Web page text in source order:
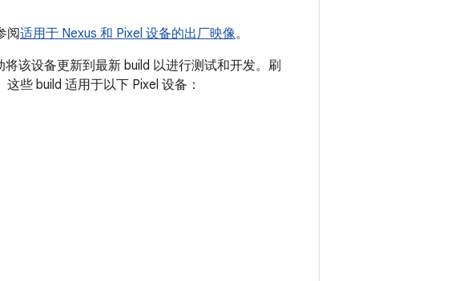
阅适用于 Nexus 和 Pixel 设备的出厂映像。
该设备更新到最新 build 以进行测试和开发。刷
这些 build 适用于以下 Pixel 设备：